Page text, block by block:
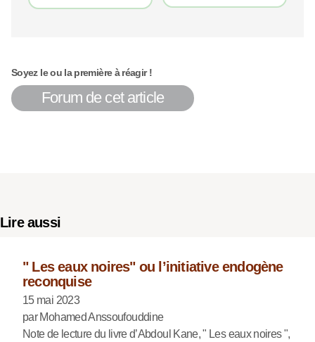
Soyez le ou la première à réagir !
Forum de cet article
Lire aussi
" Les eaux noires" ou l’initiative endogène
reconquise
15 mai 2023
par Mohamed Anssoufouddine
Note de lecture du livre d’Abdoul Kane, " Les eaux noires ",